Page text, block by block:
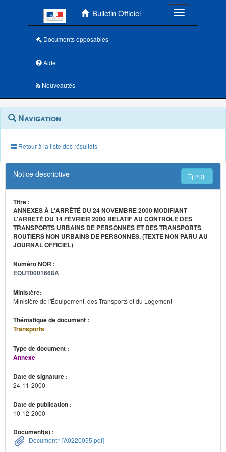
Bulletin Officiel Toggle
Documents opposables
Aide
Nouveautés
Navigation
outils
annexes
Menu
contextuel
Navigation
Retour à la liste des résultats
Notice descriptive PDF
Titre :
ANNEXES À L'ARRÊTÉ DU 24 NOVEMBRE 2000 MODIFIANT
L'ARRÊTÉ DU 14 FÉVRIER 2000 RELATIF AU CONTRÔLE DES
TRANSPORTS URBAINS DE PERSONNES ET DES TRANSPORTS
ROUTIERS NON URBAINS DE PERSONNES. (TEXTE NON PARU AU
JOURNAL OFFICIEL)
Numéro NOR :
EQUT0001668A
Ministère:
Ministère de l'Équipement, des Transports et du Logement
Thématique de document :
Transports
Type de document :
Annexe
Date de signature :
24-11-2000
Date de publication :
10-12-2000
Document(s) :
Document1 [A0220055.pdf]